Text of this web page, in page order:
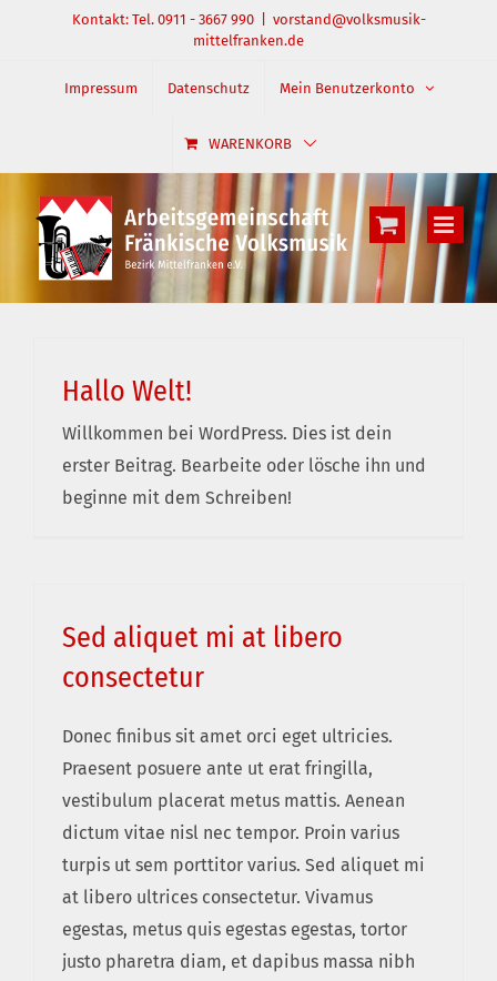
springen
Kontakt: Tel. 0911 - 3667 990
vorstand@volksmusik-
mittelfranken.de
Impressum Datenschutz Mein Benutzerkonto
WARENKORB
Hallo Welt!
Willkommen bei WordPress. Dies ist dein
erster Beitrag. Bearbeite oder lösche ihn und
beginne mit dem Schreiben!
Sed aliquet mi at libero
consectetur
Donec finibus sit amet orci eget ultricies.
Praesent posuere ante ut erat fringilla,
vestibulum placerat metus mattis. Aenean
dictum vitae nisl nec tempor. Proin varius
turpis ut sem porttitor varius. Sed aliquet mi
at libero ultrices consectetur. Vivamus
egestas, metus quis egestas egestas, tortor
justo pharetra diam, et dapibus massa nibh